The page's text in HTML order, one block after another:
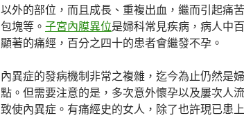
以外的部位，而且成長、重複出血，繼而引起痛
包塊等。 子宮內膜異位是婦科常見疾病，病人中
顯著的痛經，百分之四十的患者會繼發不孕。
內異症的發病機制非常之複雜，迄今為止仍然是
點。但需要注意的是，多次意外懷孕以及屢次人
致使內異症。有痛經史的女人，除了也許現已患